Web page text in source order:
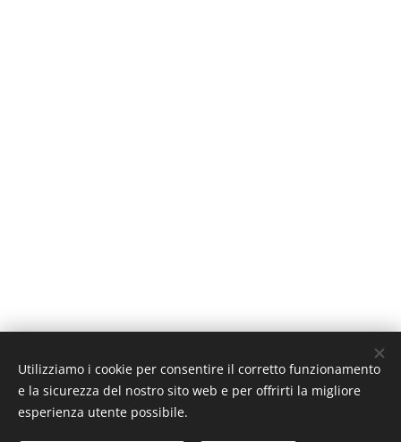
Utilizziamo i cookie per consentire il corretto funzionamento
e la sicurezza del nostro sito web e per offrirti la migliore
esperienza utente possibile.